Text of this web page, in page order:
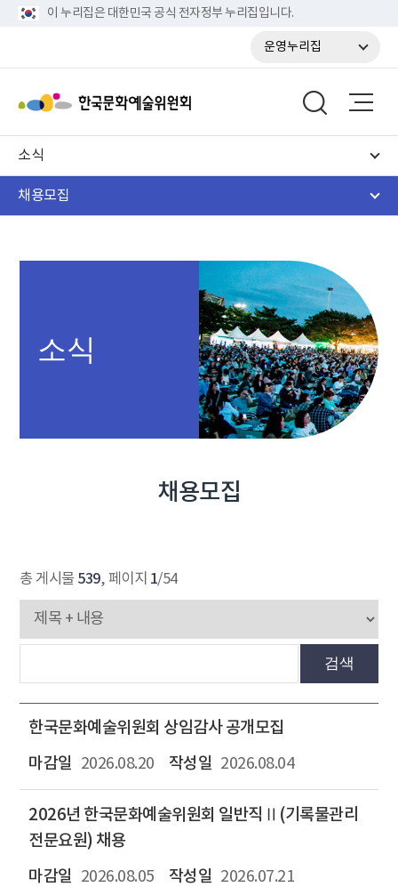
이 누리집은 대한민국 공식 전자정부 누리집입니다.
운영누리집
소식
채용모집
소식
채용모집
총 게시물 539, 페이지 1/54
검색
한국문화예술위원회 상임감사 공개모집
2026.08.20 2026.08.04
2026년 한국문화예술위원회 일반직Ⅱ(기록물관리
전문요원) 채용
2026.08.05 2026.07.21